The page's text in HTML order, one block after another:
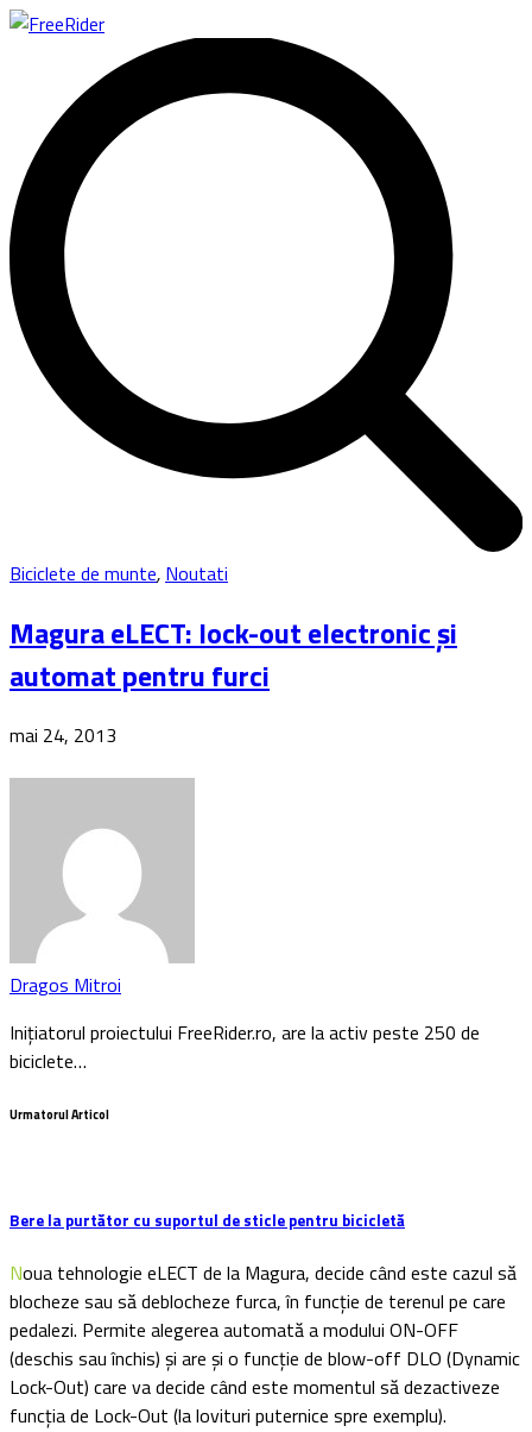
Biciclete de munte, Noutati
Magura eLECT: lock-out electronic și
automat pentru furci
mai 24, 2013
Dragos Mitroi
Inițiatorul proiectului FreeRider.ro, are la activ peste 250 de
biciclete…
Urmatorul Articol
Bere la purtător cu suportul de sticle pentru bicicletă
Noua tehnologie eLECT de la Magura, decide când este cazul să
blocheze sau să deblocheze furca, în funcție de terenul pe care
pedalezi. Permite alegerea automată a modului ON-OFF
(deschis sau închis) și are și o funcție de blow-off DLO (Dynamic
Lock-Out) care va decide când este momentul să dezactiveze
funcția de Lock-Out (la lovituri puternice spre exemplu).